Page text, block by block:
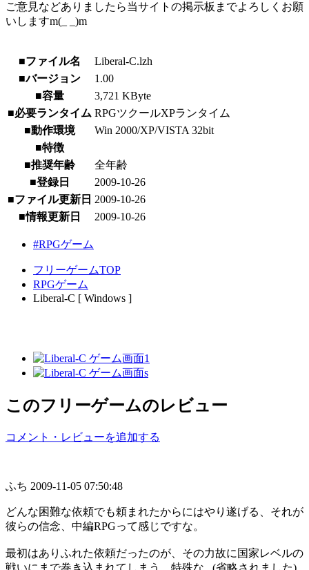
ご意見などありましたら当サイトの掲示板までよろしくお願
いしますm(_ _)m
■ファイル名
Liberal-C.lzh
■バージョン
1.00
■容量
3,721 KByte
■必要ランタイム RPGツクールXPランタイム
■動作環境
Win 2000/XP/VISTA 32bit
■特徴
■推奨年齢
全年齢
■登録日
2009-10-26
■ファイル更新日 2009-10-26
■情報更新日
2009-10-26
#RPGゲーム
フリーゲームTOP
RPGゲーム
Liberal-C [ Windows ]
このフリーゲームのレビュー
コメント・レビューを追加する
ふち 2009-11-05 07:50:48
どんな困難な依頼でも頼まれたからにはやり遂げる、それが
彼らの信念、中編RPGって感じですな。
最初はありふれた依頼だったのが、その力故に国家レベルの
戦いにまで巻き込まれてしまう、特殊な...(省略されました)